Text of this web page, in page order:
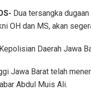
Dua tersangka
OH dan MS, akan
Daerah Jawa
Jawa Barat telah
Abdul Muis Ali.